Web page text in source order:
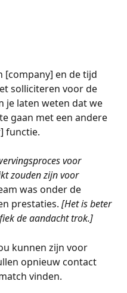
[company] en de tijd
solliciteren voor de
je laten weten dat we
gaan met een andere
functie.
voor
zouden zijn voor
was onder de
prestaties. [Het is beter
de aandacht trok.]
kunnen zijn voor
opnieuw contact
vinden.